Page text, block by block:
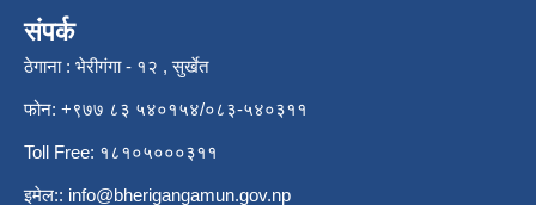
संपर्क
ठेगाना : भेरीगंगा - १२ , सुर्खेत
फोन: +९७७ ८३ ५४०१५४/०८३-५४०३११
Toll Free: १८१०५०००३११
इमेल:: info@bherigangamun.gov.np